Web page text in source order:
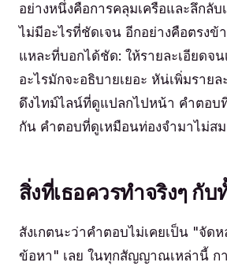
อย่างหนึ่งคือการคลุมเครือและลึกลับ
ไม่มีอะไรที่ชัดเจน อีกอย่างคือตรงข้
แหละที่บอกได้ชัด: ให้รายละเอียดจ
อะไรมักจะอธิบายเยอะ หัน่เพิ่มรายล
ดึงไทม์ไลน์ที่ดูแปลกไปหน้า คำตอบ
กัน คำตอบที่ดูเหมือนท่องจำมาไม่สม
สิ่งที่เธอควรทำจริงๆ กั
สังเกตนะว่าคำตอบไม่เคยเป็น "จัด
ข้อหา" เลย ในทุกสัญญาณเหล่านี้ ก